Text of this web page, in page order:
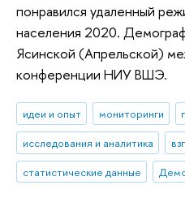
понравился удаленный
населения 2020.
Ясинской (Апрельской)
конференции НИУ ВШЭ.
идеи и опыт мониторинги
исследования и аналитика
статистические данные